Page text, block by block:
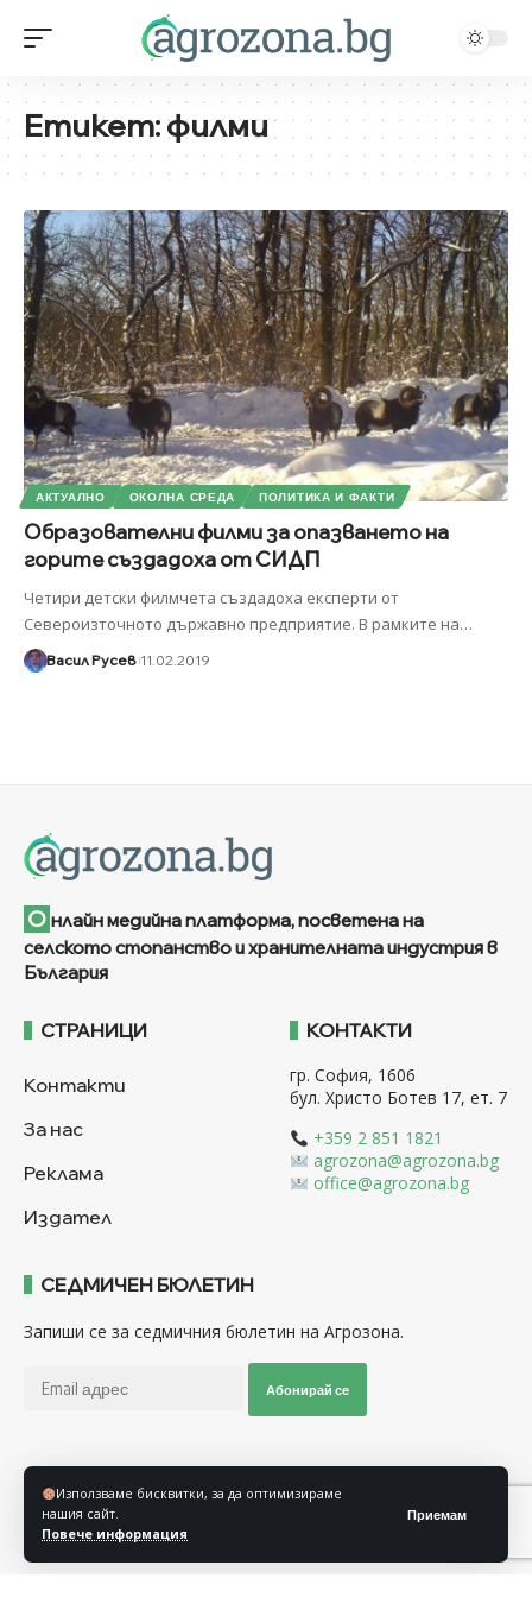
Използваме бисквитки, за да оптимизираме
нашия сайт.
Повече информация
Приемам
Етикет:филми
АКТУАЛНО ОКОЛНА СРЕДА ПОЛИТИКА И ФАКТИ
Образователни филми за опазването на
горите създадоха от СИДП
Четири детски филмчета създадоха експерти от
Североизточното държавно предприятие. В рамките на…
Васил Русев 11.02.2019
О нлайн медийна платформа, посветена на
селското стопанство и хранителната индустрия в
България
СТРАНИЦИ
Контакти
За нас
Реклама
Издател
КОНТАКТИ
гр. София, 1606
бул. Христо Ботев 17, ет. 7
+359 2 851 1821
agrozona@agrozona.bg
office@agrozona.bg
СЕДМИЧЕН БЮЛЕТИН
Запиши се за седмичния бюлетин на Агрозона.
Абонирай се
Последвайте ни